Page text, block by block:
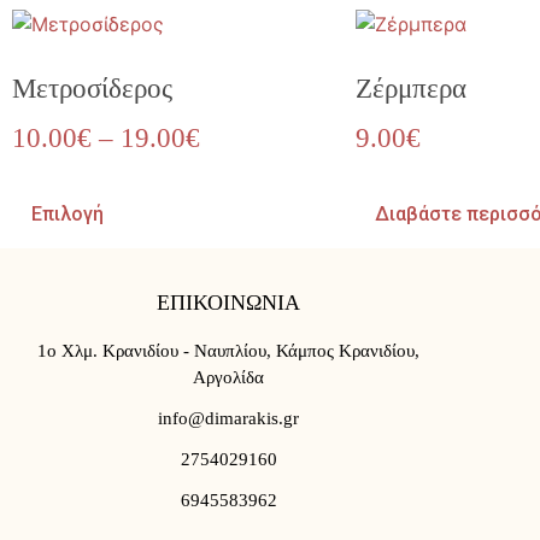
Μετροσίδερος
10.00€ – 19.00€
Επιλογή
Ζέρμπερα
9.00€
Διαβάστε
ΕΠΙΚΟΙΝΩΝΙΑ
1ο Χλμ. Κρανιδίου - Ναυπλίου, Κάμπος Κρανιδίου,
Αργολίδα
info@dimarakis.gr
2754029160
6945583962